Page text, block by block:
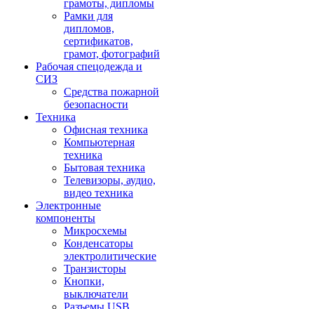
грамоты, дипломы
Рамки для
дипломов,
сертификатов,
грамот, фотографий
Рабочая спецодежда и
СИЗ
Средства пожарной
безопасности
Техника
Офисная техника
Компьютерная
техника
Бытовая техника
Телевизоры, аудио,
видео техника
Электронные
компоненты
Микросхемы
Конденсаторы
электролитические
Транзисторы
Кнопки,
выключатели
Разъемы USB